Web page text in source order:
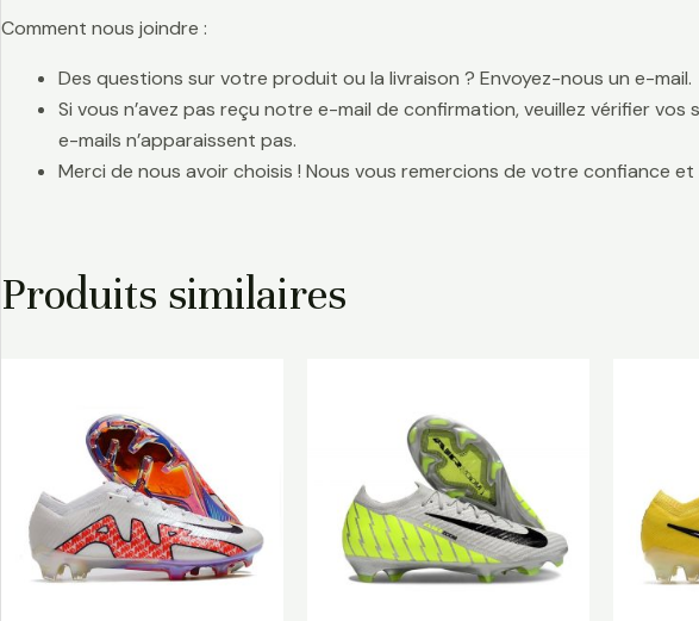
Comment nous joindre :
Des questions sur votre produit ou la livraison ? Envoyez-nous un e-mail.
Si vous n’avez pas reçu notre e-mail de confirmation, veuillez vérifier
e-mails n’apparaissent pas.
Merci de nous avoir choisis ! Nous vous remercions de votre confiance
Produits similaires